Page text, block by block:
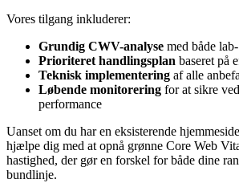
Vores tilgang inkluderer:
Grundig CWV-analyse med både
Prioriteret handlingsplan baseret på
Teknisk implementering af alle
Løbende monitorering for at sikre
performance
Uanset om du har en eksisterende
hjælpe dig med at opnå grønne Core Web
hastighed, der gør en forskel for både dine
bundlinje.